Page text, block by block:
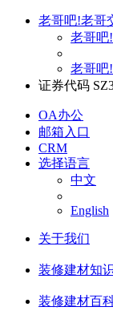
老哥吧!老哥
老哥吧
老哥吧
证券代码
OA办公
邮箱入口
CRM
选择语言
中文
English
关于我们
装修建材知
装修建材百